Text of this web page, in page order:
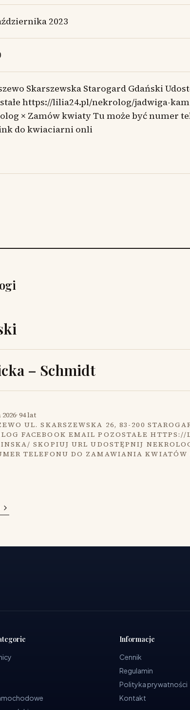
2023
Skarszewska Starogard Gdański
https://lilia24.pl/nekrolog/jadwiga-
× Zamów kwiaty Tu może być numer
do kwiaciarni onli
– Schmidt
· 94 lat
UL. SKARSZEWSKA 26, 83-200
FACEBOOK EMAIL POZOSTAŁE
SKOPIUJ URL UDOSTĘPNIJ
TELEFONU DO ZAMAWIANIA
Informacje
Cennik
Regulamin
Polityka prywatności
Kontakt